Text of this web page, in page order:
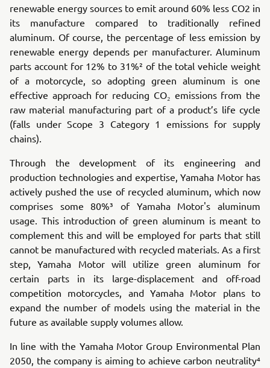
renewable energy sources to emit around 60% less CO2 in
its manufacture compared to traditionally refined
aluminum. Of course, the percentage of less emission by
renewable energy depends per manufacturer. Aluminum
parts account for 12% to 31%² of the total vehicle weight
of a motorcycle, so adopting green aluminum is one
effective approach for reducing CO₂ emissions from the
raw material manufacturing part of a product’s life cycle
(falls under Scope 3 Category 1 emissions for supply
chains).
Through the development of its engineering and
production technologies and expertise, Yamaha Motor has
actively pushed the use of recycled aluminum, which now
comprises some 80%³ of Yamaha Motor's aluminum
usage. This introduction of green aluminum is meant to
complement this and will be employed for parts that still
cannot be manufactured with recycled materials. As a first
step, Yamaha Motor will utilize green aluminum for
certain parts in its large-displacement and off-road
competition motorcycles, and Yamaha Motor plans to
expand the number of models using the material in the
future as available supply volumes allow.
In line with the Yamaha Motor Group Environmental Plan
2050, the company is aiming to achieve carbon neutrality⁴